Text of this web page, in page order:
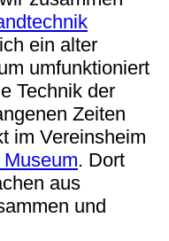
ein alter
umfunktioniert
Technik der
Zeiten
im Vereinsheim
. Dort
aus
und